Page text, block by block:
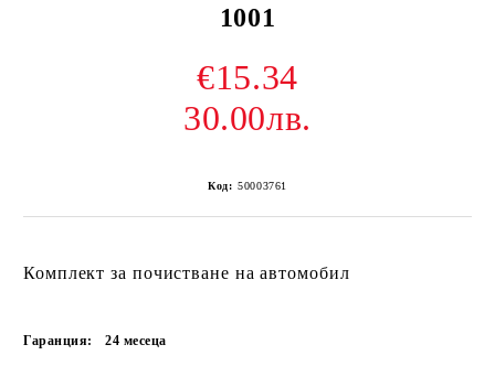
1001
€15.34
30.00лв.
Код: 50003761
Комплект за почистване на автомобил
Гаранция: 24 месеца